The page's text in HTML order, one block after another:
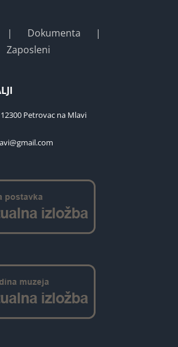
Dokumenta
Zaposleni
Petrovac na Mlavi